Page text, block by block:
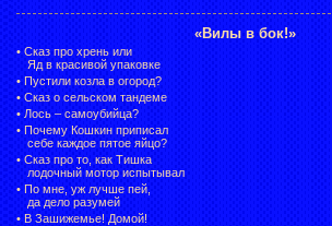
«Вилы в бок!»
• Сказ про хрень или
Яд в красивой упаковке
• Пустили козла в огород?
• Сказ о сельском тандеме
• Лось – самоубийца?
• Почему Кошкин приписал
себе каждое пятое яйцо?
• Сказ про то, как Тишка
лодочный мотор испытывал
• По мне, уж лучше пей,
да дело разумей
• В Зашижемье! Домой!